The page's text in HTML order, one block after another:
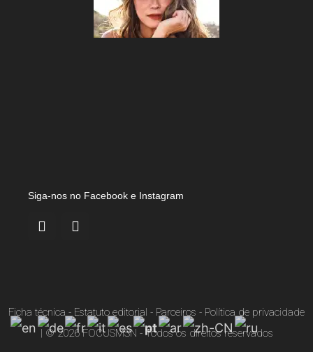
Siga-nos no Facebook e Instagram
Ficha técnica - Estatuto editorial - Parceiros - Política de privacidade
| © 2026FOCUSMSN - Todos os direitos reservados